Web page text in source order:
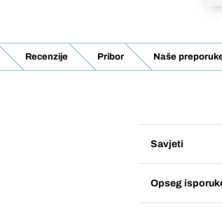
Recenzije Pribor Naše
Savjeti
Opseg